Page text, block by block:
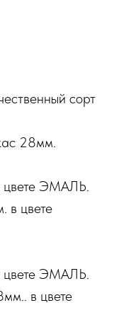
сорт
28мм.
ЭМАЛЬ.
в цвете
ЭМАЛЬ.
в цвете